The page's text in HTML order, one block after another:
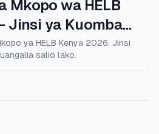
Mkopo wa HELB
Jinsi ya Kuomba
ya HELB Kenya 2026. Jinsi
salio lako.